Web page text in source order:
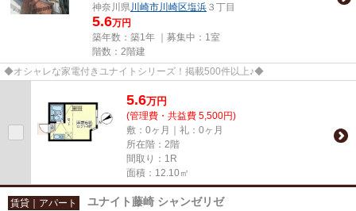
神奈川県川崎市川崎区塩浜 ３丁目
5.6万円
築年数：築1年 ｜募集中： 1室
階数：2階建
◆オシャレな家電付きユナイトシリーズ！掲載500件以上♪◆
5.6万円
(管理費・共益費 5,500円)
敷：0ヶ月｜礼：0ヶ月
所在階：2階
間取り：1R
面積：12.10㎡
賃貸｜アパート ユナイト藤崎 シャンゼリゼ